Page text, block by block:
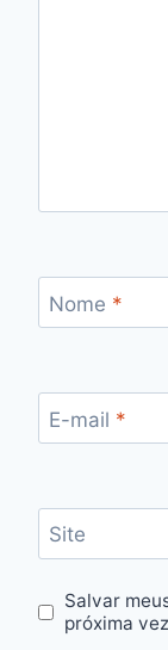
Nome *
E-mail *
Site
Salvar
próxima